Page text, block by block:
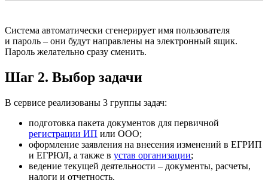
Система автоматически сгенерирует имя пользователя
и пароль – они будут направлены на электронный ящик.
Пароль желательно сразу сменить.
Шаг 2. Выбор задачи
В сервисе реализованы 3 группы задач:
подготовка пакета документов для первичной
регистрации ИП или ООО;
оформление заявления на внесения изменений в ЕГРИП
и ЕГРЮЛ, а также в устав организации;
ведение текущей деятельности – документы, расчеты,
налоги и отчетность.